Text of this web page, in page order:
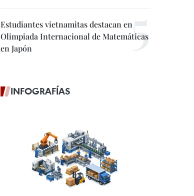
Estudiantes vietnamitas destacan en
Olimpiada Internacional de Matemáticas
en Japón
INFOGRAFÍAS